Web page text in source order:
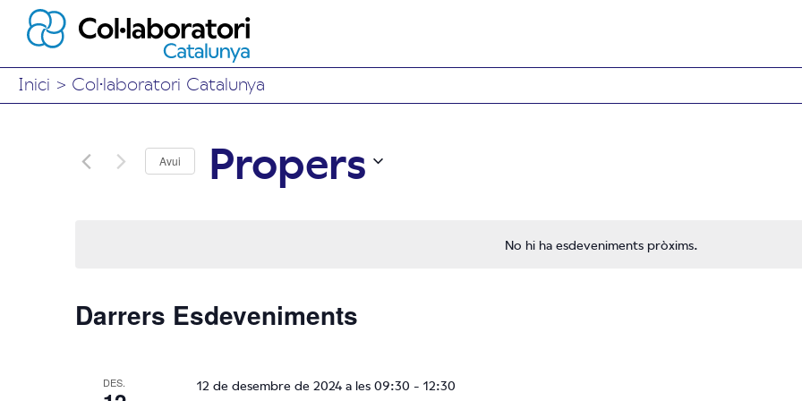
Inici > Col·laboratori Catalunya
No hi ha esdeveniments pròxims.
Avui Propers
Darrers Esdeveniments
DES. 12 de desembre de 2024 a les 09:30 - 12:30